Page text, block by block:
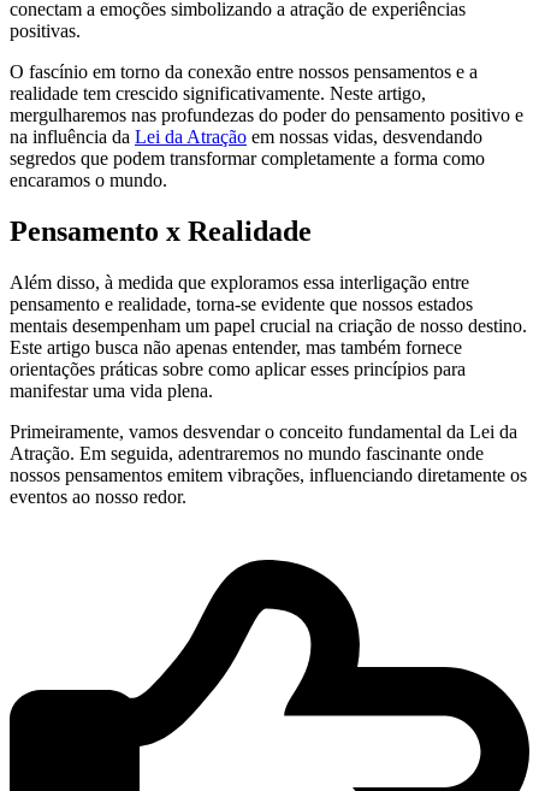
O fascínio em torno da conexão entre nossos pensamentos e a
realidade tem crescido significativamente. Neste artigo,
mergulharemos nas profundezas do poder do pensamento positivo e
na influência da Lei da Atração em nossas vidas, desvendando
segredos que podem transformar completamente a forma como
encaramos o mundo.
Pensamento x Realidade
Além disso, à medida que exploramos essa interligação entre
pensamento e realidade, torna-se evidente que nossos estados
mentais desempenham um papel crucial na criação de nosso destino.
Este artigo busca não apenas entender, mas também fornece
orientações práticas sobre como aplicar esses princípios para
manifestar uma vida plena.
Primeiramente, vamos desvendar o conceito fundamental da Lei da
Atração. Em seguida, adentraremos no mundo fascinante onde
nossos pensamentos emitem vibrações, influenciando diretamente os
eventos ao nosso redor.